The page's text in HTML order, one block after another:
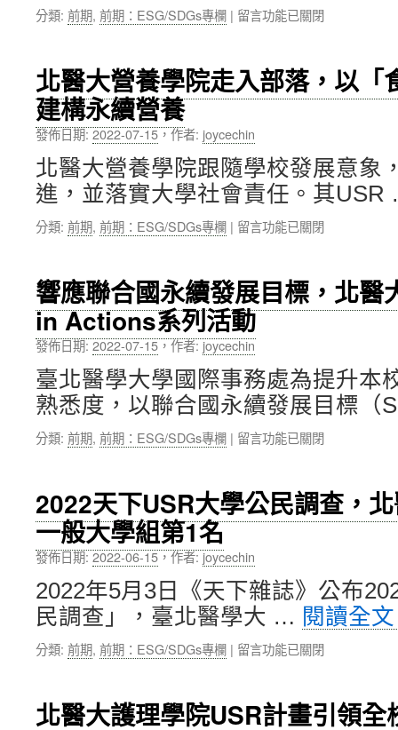
飲
動
高
之
食
育」
線
國
討
會〉
中
將
臺
灣
SDG
的
健
康
目
中
分類: 前期, 前期：ESG/SDGs專欄 | 在
大
參
加
ESG
高
峰
會：
環
境、
治
理」，
展
現
ESG
願
景
工
中
留言功能已關閉
北醫大營養學院走入部落，以「
建構永續營養
發佈日期:2022-07-15，作者: joycechin
北醫大營養學院跟隨學校發展意象
進，並落實大學社會責任。其
分類: 前期, 前期：ESG/SDGs專欄 | 在
大
營
養
學
院
走
入
部
落，
以
×
食
安
食
育」
建
構
續
中
留言功能已關閉
響應聯合國永續發展目標，北醫
in Actions系列活動
發佈日期:2022-07-15，作者: joycechin
臺北醫學大學國際事務處為提升本
熟悉度，以聯合國永續發展目標
分類: 前期, 前期：ESG/SDGs專欄 | 在
聯
合
國
續
發
展
目
標，
北
國
際
留言功能已關閉
2022天下USR大學公民調查，
一般大學組第1名
發佈日期:2022-06-15，作者: joycechin
2022年5月3日《天下雜誌》公布
民調查」，臺北醫學大 … 閱讀全
分類: 前期, 前期：ESG/SDGs專欄 | 在
USR
留言功能已關閉
北醫大護理學院USR計畫引領